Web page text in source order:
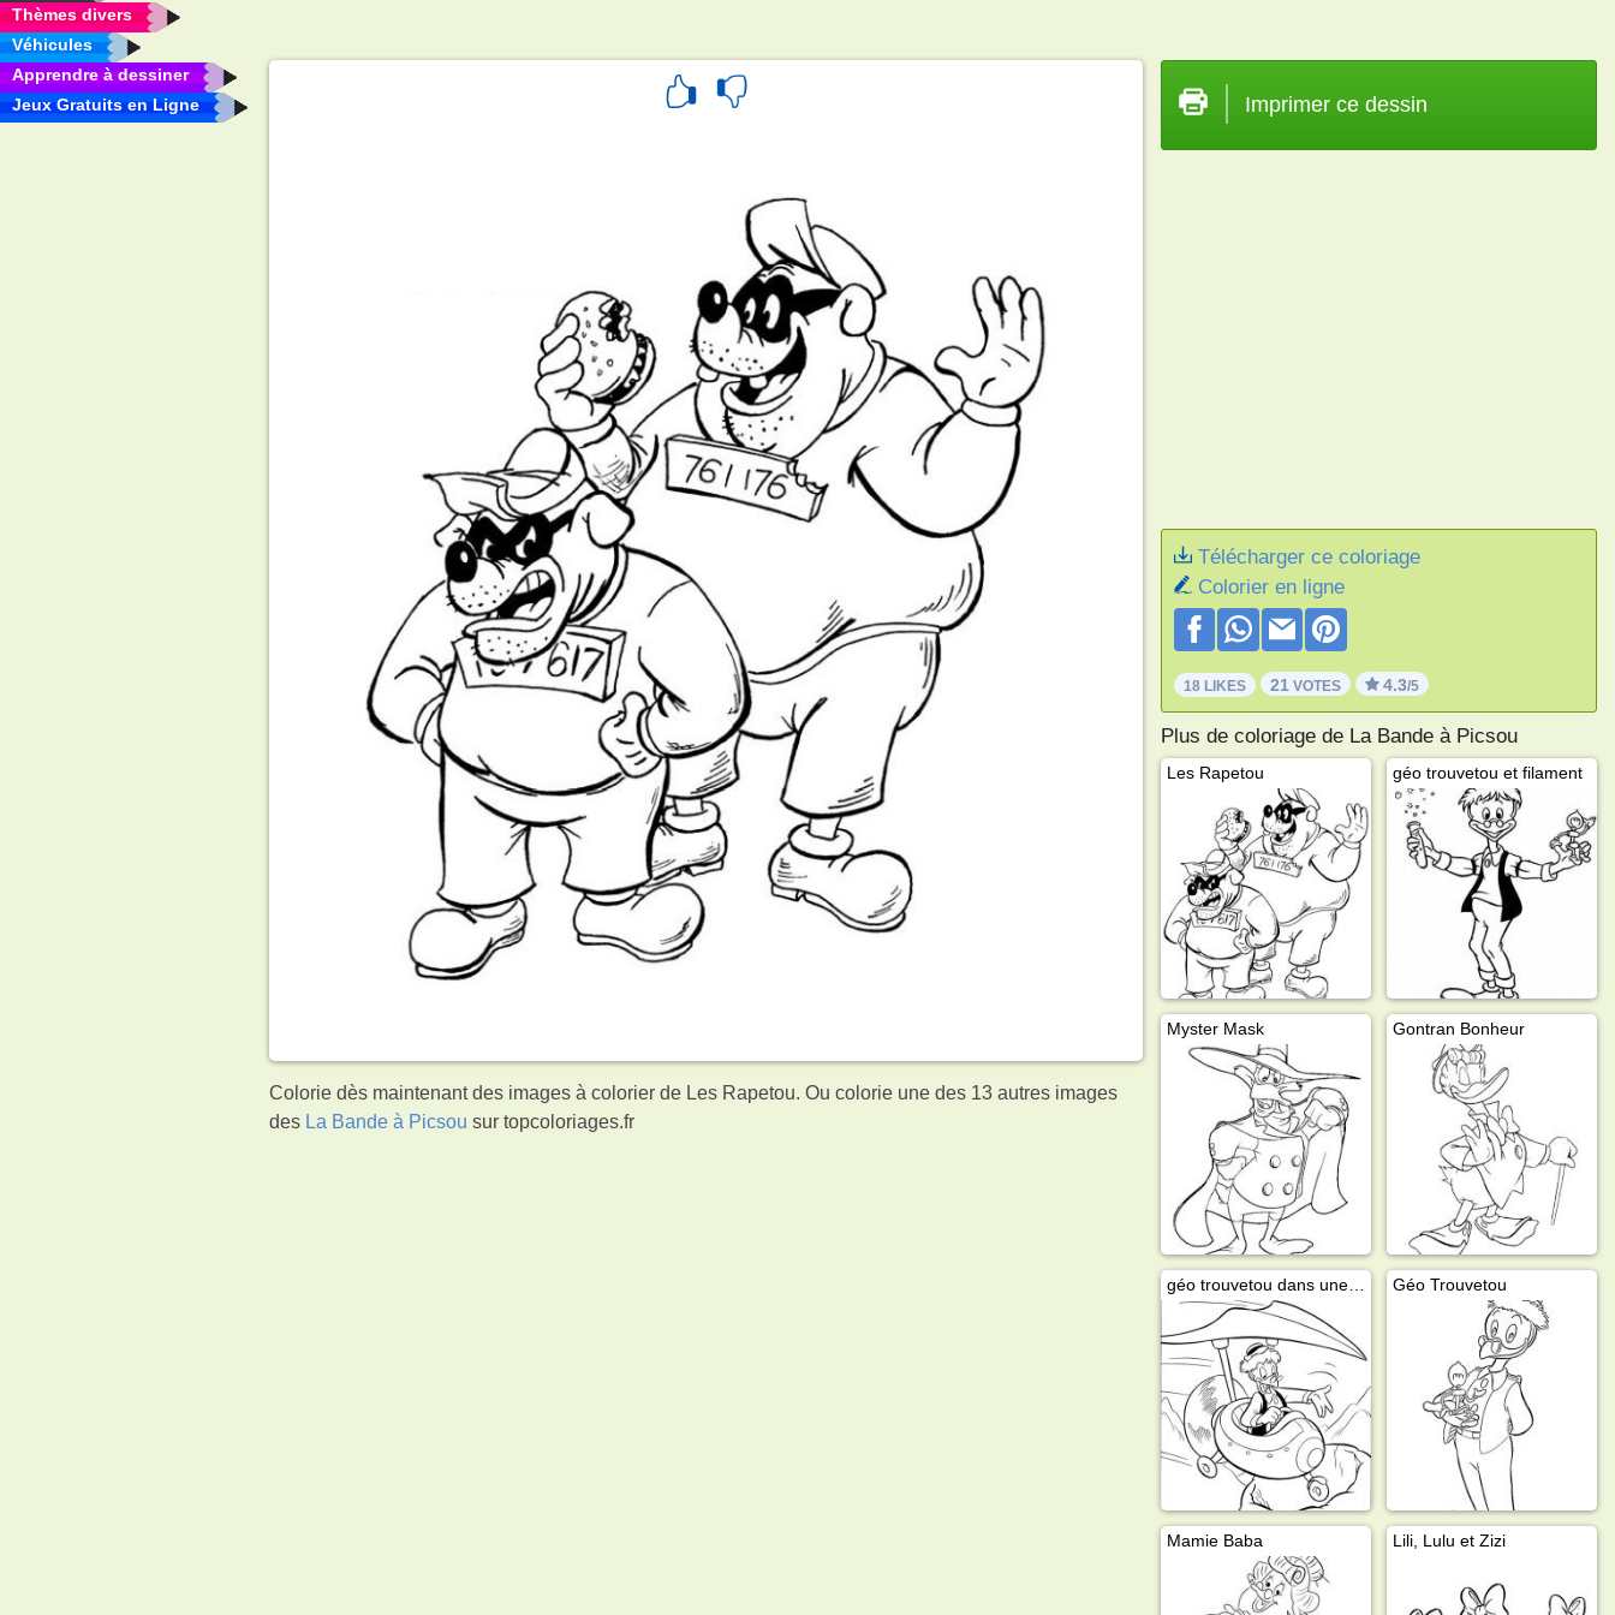
Thèmes divers
Véhicules
Apprendre à dessiner
Jeux Gratuits en Ligne
Colorie dès maintenant des images à colorier de Les Rapetou. Ou colorie une des 13 autres images
des La Bande à Picsou sur topcoloriages.fr
Imprimer ce dessin
Télécharger ce coloriage
Colorier en ligne
18 LIKES 21 VOTES 4.3/5
Plus de coloriage de La Bande à Picsou
Les Rapetou géo trouvetou et filament
Myster Mask Gontran Bonheur
géo trouvetou dans une machine volante Géo Trouvetou
Mamie Baba Lili, Lulu et Zizi